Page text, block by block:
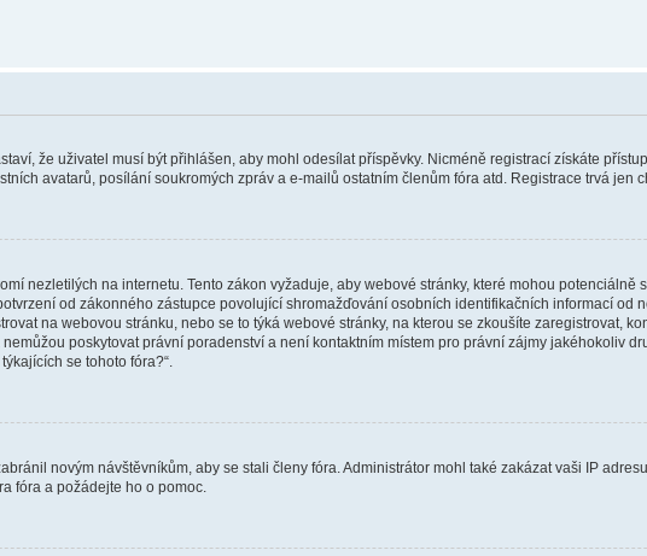
že uživatel musí být přihlášen, aby mohl odesílat příspěvky. Nicméně registrací získáte
avatarů, posílání soukromých zpráv a e-mailů ostatním členům fóra atd. Registrace trvá jen
nezletilých na internetu. Tento zákon vyžaduje, aby webové stránky, které mohou
od zákonného zástupce povolující shromažďování osobních identifikačních informací od
na webovou stránku, nebo se to týká webové stránky, na kterou se zkoušíte zaregistrovat,
poskytovat právní poradenství a není kontaktním místem pro právní zájmy jakéhokoliv
se tohoto fóra?“.
novým návštěvníkům, aby se stali členy fóra. Administrátor mohl také zakázat vaši IP
fóra a požádejte ho o pomoc.